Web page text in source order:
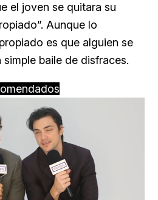
el joven se quitara su
Aunque lo
es que alguien se
baile de disfraces.